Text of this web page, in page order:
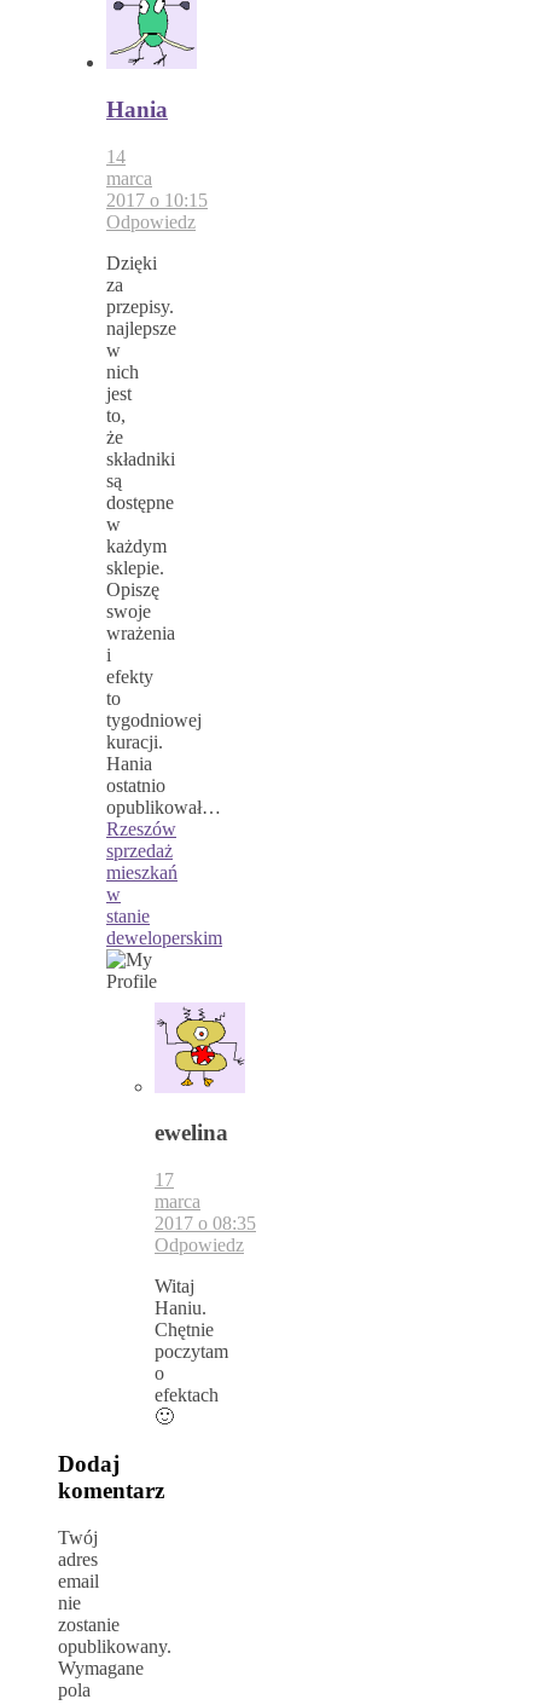
Hania
14
marca
2017 o 10:15
Odpowiedz
Dzięki
za
przepisy.
najlepsze
w
nich
jest
to,
że
składniki
są
dostępne
w
każdym
sklepie.
Opiszę
swoje
wrażenia
i
efekty
to
tygodniowej
kuracji.
Hania
ostatnio
opublikował…
Rzeszów
sprzedaż
mieszkań
w
stanie
deweloperskim
ewelina
17
marca
2017 o 08:35
Odpowiedz
Witaj
Haniu.
Chętnie
poczytam
o
efektach
🙂
Dodaj
komentarz
Twój
adres
email
nie
zostanie
opublikowany.
Wymagane
pola